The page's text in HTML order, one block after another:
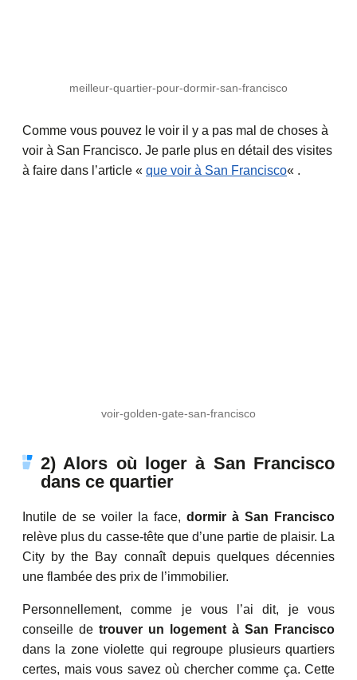
meilleur-quartier-pour-dormir-san-francisco
Comme vous pouvez le voir il y a pas mal de choses à
voir à San Francisco. Je parle plus en détail des visites
à faire dans l’article « que voir à San Francisco« .
voir-golden-gate-san-francisco
2) Alors où loger à San Francisco
dans ce quartier
Inutile de se voiler la face, dormir à San Francisco
relève plus du casse-tête que d’une partie de plaisir. La
City by the Bay connaît depuis quelques décennies
une flambée des prix de l’immobilier.
Personnellement, comme je vous l’ai dit, je vous
conseille de trouver un logement à San Francisco
dans la zone violette qui regroupe plusieurs quartiers
certes, mais vous savez où chercher comme ça. Cette